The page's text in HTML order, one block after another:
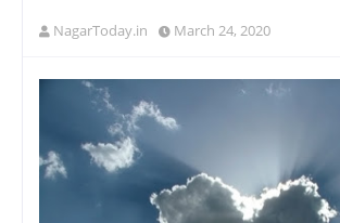
NagarToday.in March 24, 2020